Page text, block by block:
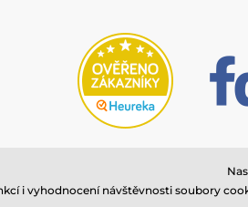
i vyhodnocení návštěvnosti soubory